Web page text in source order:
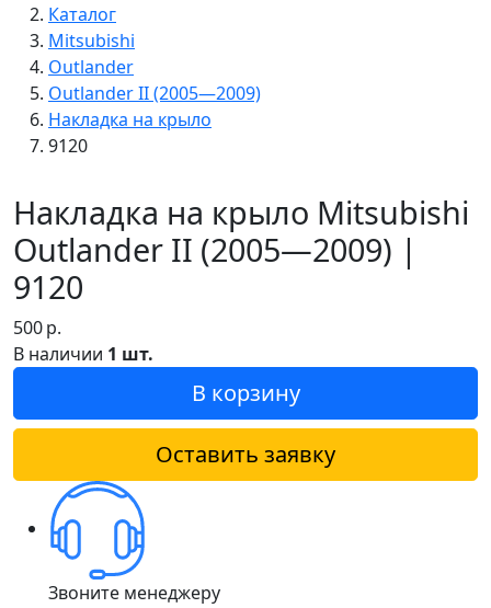
Каталог
Mitsubishi
Outlander
Outlander II (2005—2009)
Накладка на крыло
9120
Накладка на крыло Mitsubishi
Outlander II (2005—2009) |
9120
500р.
В наличии 1 шт.
В корзину
Оставить заявку
Звоните менеджеру